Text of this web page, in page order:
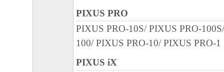
PIXUS PRO
PIXUS PRO-10S/ PIXUS PRO-
100/ PIXUS PRO-10/ PIXUS PRO-1
PIXUS iX